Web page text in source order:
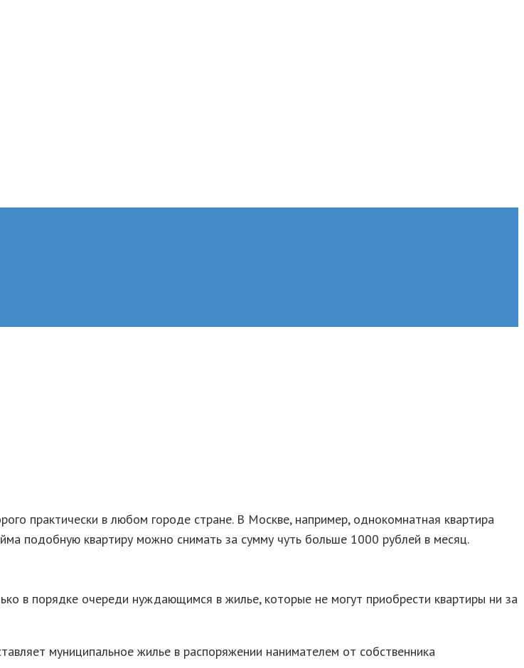
практически в любом городе стране. В Москве, например, однокомнатная квартира
подобную квартиру можно снимать за сумму чуть больше 1000 рублей в месяц.
в порядке очереди нуждающимся в жилье, которые не могут приобрести квартиры ни за
муниципальное жилье в распоряжении нанимателем от собственника